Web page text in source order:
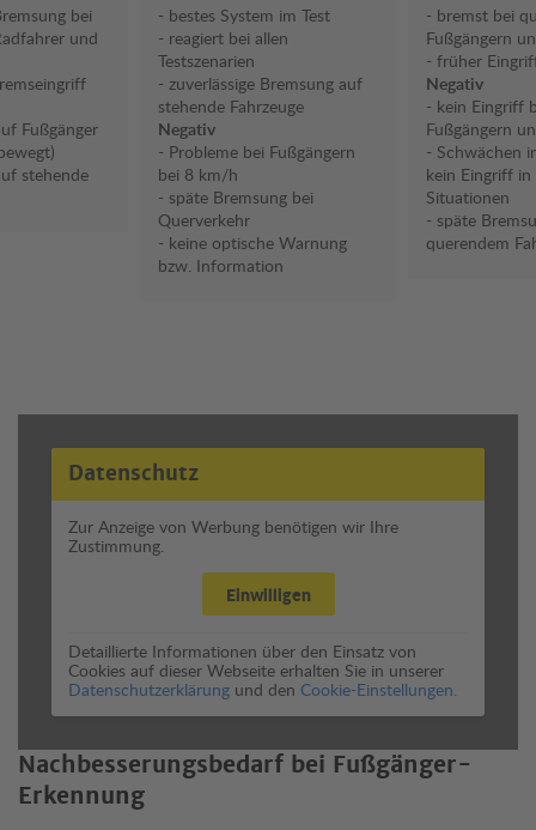
bei
und
Fußgänger
stehende
- bestes System im Test
- reagiert bei allen
Testszenarien
- zuverlässige Bremsung auf
stehende Fahrzeuge
Negativ
- Probleme bei Fußgängern
bei 8 km/h
- späte Bremsung bei
Querverkehr
- keine optische Warnung
bzw. Information
- bremst bei
Fußgängern
- früher
Negativ
- kein Eingriff
Fußgängern
- Schwächen
kein Eingriff
Situationen
- späte
querendem
Datenschutz
Zur Anzeige von Werbung benötigen wir Ihre
Zustimmung.
Einwilligen
Detaillierte Informationen über den Einsatz von
Cookies auf dieser Webseite erhalten Sie in unserer
Datenschutzerklärung und den Cookie-Einstellungen.
Nachbesserungsbedarf bei Fußgänger-
Erkennung